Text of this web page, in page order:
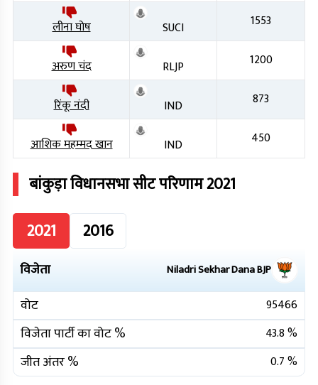
लीना घोष SUCI 1553
अरुण चंद RLJP 1200
रिंकू नंदी IND 873
आशिक महम्मद खान IND 450
बांकुड़ाविधानसभा सीट परिणाम2021
2021
2016
विजेता Niladri Sekhar DanaBJP
वोट 95466
विजेता पार्टी का वोट % 43.8%
जीत अंतर % 0.7%